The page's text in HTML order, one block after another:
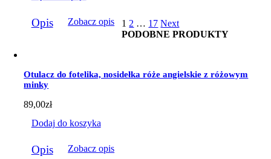
do
184,00zł
produkt
można
wybrać
na
stronie
produktu
Opis Zobacz opis 1 2 … 17 Next
PODOBNE PRODUKTY
Otulacz do fotelika, nosidełka róże angielskie z różowym
minky
89,00zł
Dodaj do koszyka
Opis Zobacz opis